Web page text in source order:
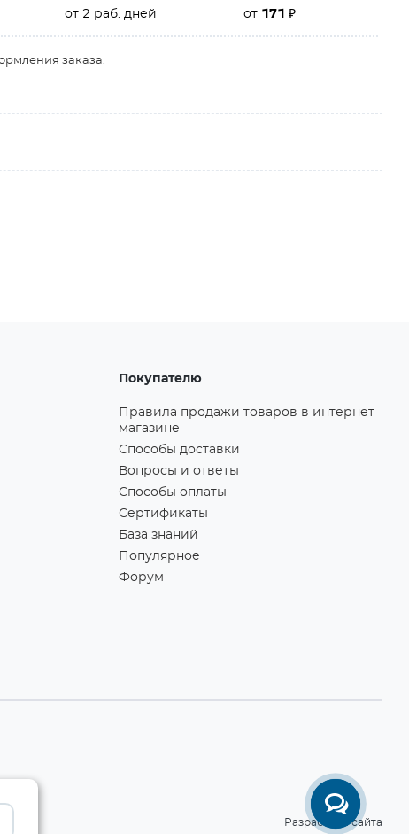
от 2 раб. дней от 171₽
заказа.
Покупателю
Правила продажи товаров в интернет-
магазине
Способы доставки
Вопросы и ответы
Способы оплаты
Сертификаты
База знаний
Популярное
Форум
Разработка сайта